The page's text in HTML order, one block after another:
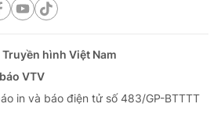
hình Việt Nam
VTV
in và báo điện tử số 483/GP-BTTTT